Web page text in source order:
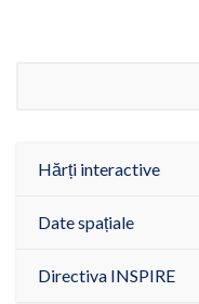
Hărți interactive
Date spațiale
Directiva INSPIRE